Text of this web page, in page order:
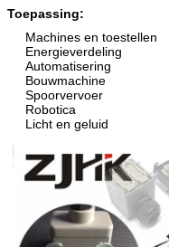
Toepassing:
Machines en toestellen
Energieverdeling
Automatisering
Bouwmachine
Spoorvervoer
Robotica
Licht en geluid